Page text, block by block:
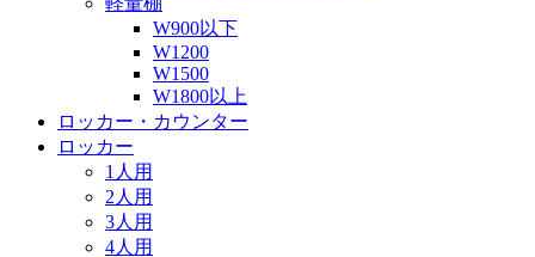
W900以下
W1200
W1500
W1800以上
ロッカー・カウンター
ロッカー
1人用
2人用
3人用
4人用